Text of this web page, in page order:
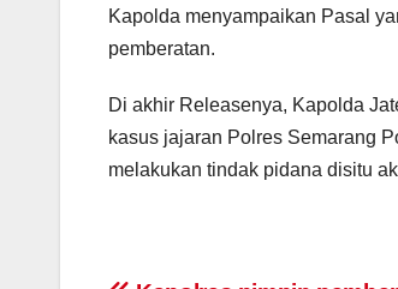
Kapolda menyampaikan Pasal
pemberatan.
Di akhir Releasenya, Kapolda
kasus jajaran Polres Semarang
melakukan tindak pidana disitu